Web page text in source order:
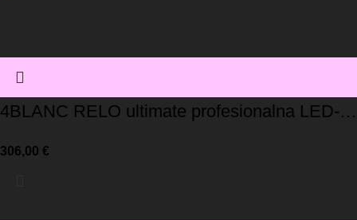
4BLANC RELO ultimate profesionalna LED-
306,00 €